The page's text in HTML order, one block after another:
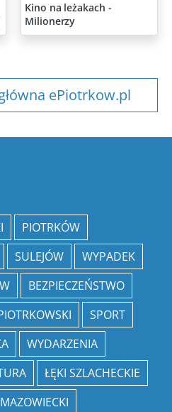
Kino na leżakach -
Milionerzy
ePiotrkow.pl
PIOTRKÓW
SULEJÓW
WYPADEK
BEZPIECZEŃSTWO
SPORT
WYDARZENIA
ŁĘKI SZLACHECKIE